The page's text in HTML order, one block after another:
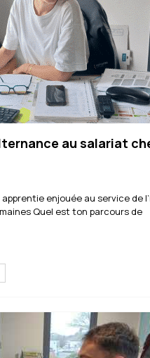
au salariat
enjouée au service de
Quel est ton parcours de